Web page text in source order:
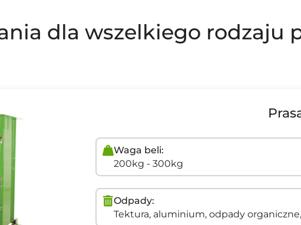
dla wszelkiego rodzaju
Waga beli:
200kg - 300kg
Odpady:
Tektura, aluminium, odpady organiczne,